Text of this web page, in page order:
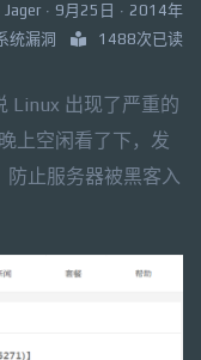
Jager · 9月25日 · 2014年
统漏洞 1488次已读
Linux 出现了严重的
上空闲看了下，发
防止服务器被黑客入